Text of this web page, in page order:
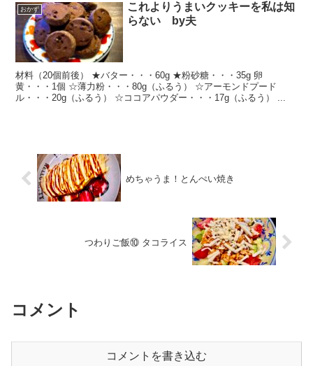
おかず
これよりうまいクッキーを私は知
らない by夫
材料（20個前後） ★バター・・・60g ★粉砂糖・・・35g 卵
黄・・・1個 ☆薄力粉・・・80g（ふるう） ☆アーモンドプード
ル・・・20g（ふるう） ☆ココアパウダー・・・17g（ふるう） ...
めちゃうま！とんぺい焼き
つわりご飯⑩ タコライス
コメント
コメントを書き込む